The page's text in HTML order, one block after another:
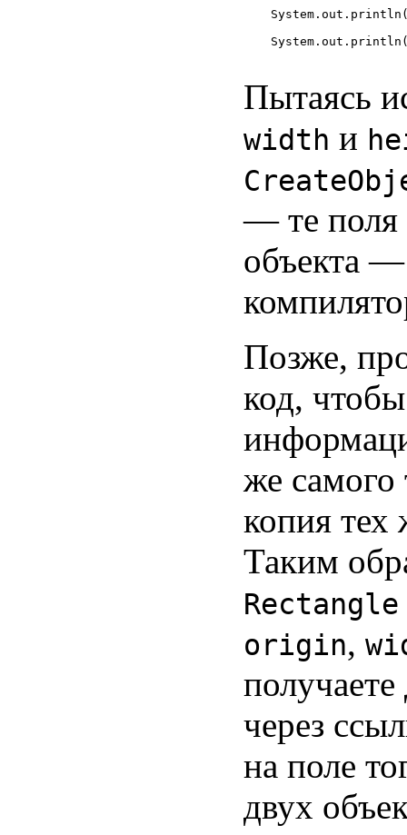
Пытаясь
width и
— те поля
объекта
Позже,
код,
же самого
копия тех
Таким
Rectangle
origin,
через
на поле
двух